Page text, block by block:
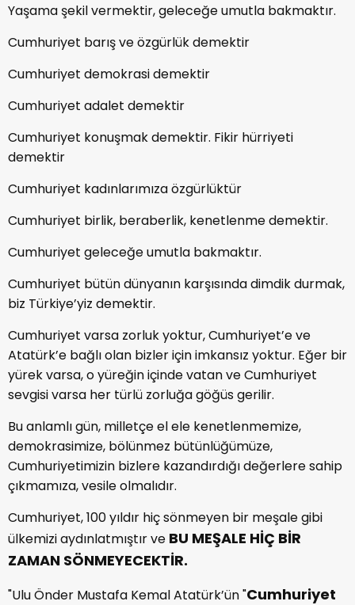
Yaşama şekil vermektir, geleceğe umutla bakmaktır.
Cumhuriyet barış ve özgürlük demektir
Cumhuriyet demokrasi demektir
Cumhuriyet adalet demektir
Cumhuriyet konuşmak demektir. Fikir hürriyeti
demektir
Cumhuriyet kadınlarımıza özgürlüktür
Cumhuriyet birlik, beraberlik, kenetlenme demektir.
Cumhuriyet geleceğe umutla bakmaktır.
Cumhuriyet bütün dünyanın karşısında dimdik durmak,
biz Türkiye’yiz demektir.
Cumhuriyet varsa zorluk yoktur, Cumhuriyet’e ve
Atatürk’e bağlı olan bizler için imkansız yoktur. Eğer bir
yürek varsa, o yüreğin içinde vatan ve Cumhuriyet
sevgisi varsa her türlü zorluğa göğüs gerilir.
Bu anlamlı gün, milletçe el ele kenetlenmemize,
demokrasimize, bölünmez bütünlüğümüze,
Cumhuriyetimizin bizlere kazandırdığı değerlere sahip
çıkmamıza, vesile olmalıdır.
Cumhuriyet, 100 yıldır hiç sönmeyen bir meşale gibi
ülkemizi aydınlatmıştır ve BU MEŞALE HİÇ BİR
ZAMAN SÖNMEYECEKTİR.
"Ulu Önder Mustafa Kemal Atatürk’ün "Cumhuriyet